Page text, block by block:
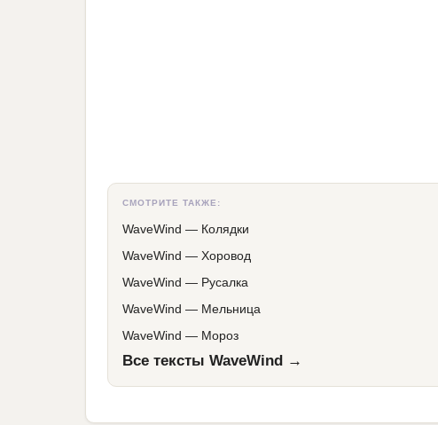
СМОТРИТЕ ТАКЖЕ:
WaveWind — Колядки
WaveWind — Хоровод
WaveWind — Русалка
WaveWind — Мельница
WaveWind — Мороз
Все тексты WaveWind →